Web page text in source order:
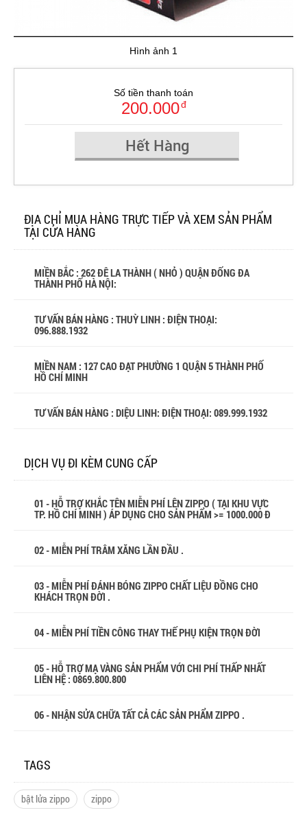
Hình ảnh 1
Số tiền thanh toán
200.000đ
Hết Hàng
ĐỊA CHỈ MUA HÀNG TRỰC TIẾP VÀ XEM SẢN PHẨM
TẠI CỬA HÀNG
MIỀN BẮC : 262 ĐÊ LA THÀNH ( NHỎ ) QUẬN ĐỐNG ĐA
THÀNH PHỐ HÀ NỘI:
TƯ VẤN BÁN HÀNG : THUỲ LINH : ĐIỆN THOẠI:
096.888.1932
MIỀN NAM : 127 CAO ĐẠT PHƯỜNG 1 QUẬN 5 THÀNH PHỐ
HỒ CHÍ MINH
TƯ VẤN BÁN HÀNG : DIỆU LINH: ĐIỆN THOẠI: 089.999.1932
DỊCH VỤ ĐI KÈM CUNG CẤP
01 - HỖ TRỢ KHẮC TÊN MIỄN PHÍ LÊN ZIPPO ( TẠI KHU VỰC
TP. HỒ CHÍ MINH ) ÁP DỤNG CHO SẢN PHẨM >= 1000.000 Đ
02 - MIỄN PHÍ TRÂM XĂNG LẦN ĐẦU .
03 - MIỄN PHÍ ĐÁNH BÓNG ZIPPO CHẤT LIỆU ĐỒNG CHO
KHÁCH TRỌN ĐỜI .
04 - MIỄN PHÍ TIỀN CÔNG THAY THẾ PHỤ KIỆN TRỌN ĐỜI
05 - HỖ TRỢ MẠ VÀNG SẢN PHẨM VỚI CHI PHÍ THẤP NHẤT
LIÊN HỆ : 0869.800.800
06 - NHẬN SỬA CHỮA TẤT CẢ CÁC SẢN PHẨM ZIPPO .
TAGS
bật lửa zippo zippo